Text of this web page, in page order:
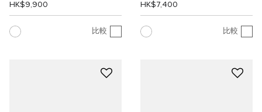
HK$9,900
比較
HK$7,400
比較